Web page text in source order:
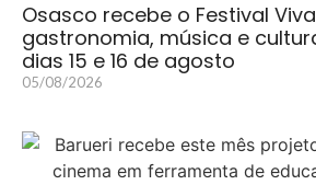
Osasco recebe o Festival
gastronomia, música e
dias 15 e 16 de agosto
05/08/2026